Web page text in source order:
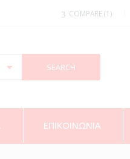
COMPARE 1
ΕΠΙΚΟΙΝΩΝΙΑ